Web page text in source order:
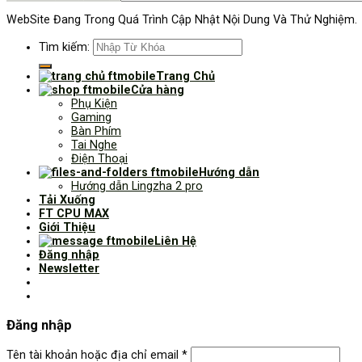
WebSite Đang Trong Quá Trình Cập Nhật Nội Dung Và Thử Nghiệm.
Tìm kiếm:
Trang Chủ
Cửa hàng
Phụ Kiện
Gaming
Bàn Phím
Tai Nghe
Điện Thoại
Hướng dẫn
Hướng dẫn Lingzha 2 pro
Tải Xuống
FT CPU MAX
Giới Thiệu
Liên Hệ
Đăng nhập
Newsletter
Đăng nhập
Tên tài khoản hoặc địa chỉ email *